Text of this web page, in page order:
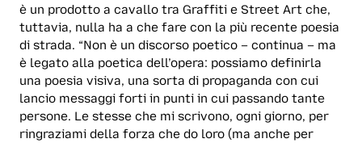
è un prodotto a cavallo tra Graffiti e Street Art che,
tuttavia, nulla ha a che fare con la più recente poesia
di strada. “Non è un discorso poetico – continua – ma
è legato alla poetica dell’opera: possiamo definirla
una poesia visiva, una sorta di propaganda con cui
lancio messaggi forti in punti in cui passando tante
persone. Le stesse che mi scrivono, ogni giorno, per
ringraziami della forza che do loro (ma anche per